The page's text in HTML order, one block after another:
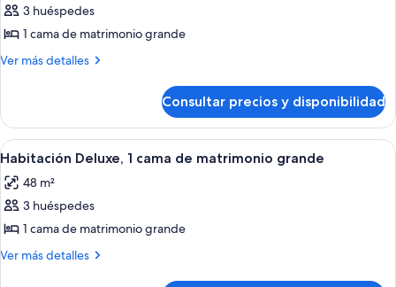
de
Habitación
Deluxe,
de
matrimonio
grande
3 huéspedes
1 cama de matrimonio grande
Ver más detalles
Más
Deluxe,
cama
matrimonio
grande
Consultar precios y disponibilidad
Abrir
todas
las
fotos
de
Habitación
Una habitación de hotel con una
5
Habitación Deluxe, 1 cama de matrimonio grande
48 m²
3 huéspedes
1 cama de matrimonio grande
Ver más detalles
Más